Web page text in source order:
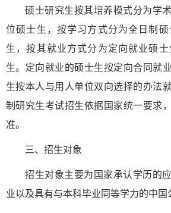
硕士研究生按其培养模式分为学
位硕士生，按学习方式分为全日制
生，按其就业方式分为定向就业硕
生。定向就业的硕士生按定向合同就
生按本人与用人单位双向选择的办法
制研究生考试招生依据国家统一要求
准。
三、招生对象
招生对象主要为国家承认学历的
业以及具有与本科毕业同等学力的中国